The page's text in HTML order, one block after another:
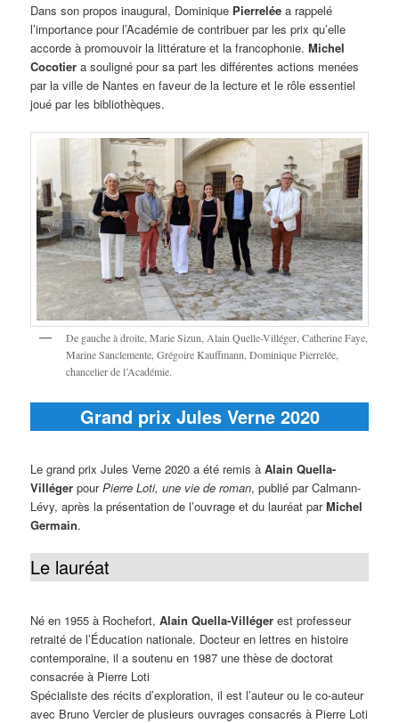
Dans son propos inaugural, Dominique Pierrelée a rappelé
l’importance pour l’Académie de contribuer par les prix qu’elle
accorde à promouvoir la littérature et la francophonie.Michel
Cocotier a souligné pour sa part les différentes actions menées
par la ville de Nantes en faveur de la lecture et le rôle essentiel
joué par les bibliothèques.
De gauche à droite, Marie Sizun, Alain Quelle-Villéger, Catherine Faye,
Marine Sanclemente, Grégoire Kauffmann, Dominique Pierrelée,
chancelier de l’Académie.
Grand prix Jules Verne 2020
Le grand prix Jules Verne 2020 a été remis àAlain Quella-
Villéger pourPierre Loti, une vie de roman, publié par Calmann-
Lévy, après la présentation de l’ouvrage et du lauréat parMichel
Germain.
Le lauréat
Né en 1955 à Rochefort,Alain Quella-Villéger est professeur
retraité de l’Éducation nationale. Docteur en lettres en histoire
contemporaine, il a soutenu en 1987 une thèse de doctorat
consacrée à Pierre Loti
Spécialiste des récits d’exploration, il est l’auteur ou le co-auteur
avec Bruno Vercier de plusieurs ouvrages consacrés à Pierre Loti